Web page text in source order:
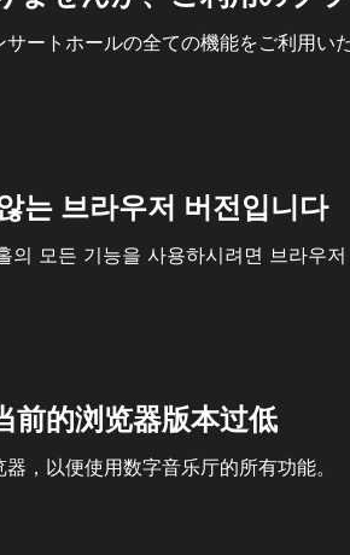
ートホールの全ての機能をご利用い
는 브라우저 버전입니다
의 모든 기능을 사용하시려면 브라우
前的浏览器版本过低
，以便使用数字音乐厅的所有功能。